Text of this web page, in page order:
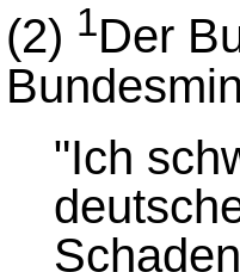
(2) 1Der
"Ich